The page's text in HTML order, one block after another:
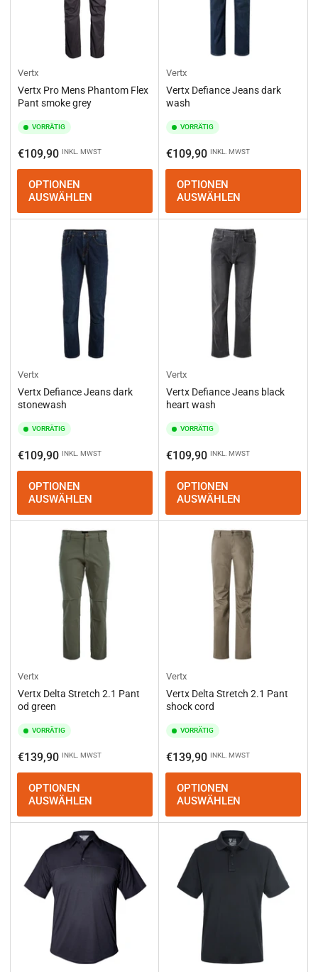
Vertx
Vertx Pro Mens Phantom Flex
Pant smoke grey
VORRÄTIG
Normaler
Preis
€109,90 INKL. MWST
OPTIONEN
AUSWÄHLEN
Vertx
Vertx Defiance Jeans dark
wash
VORRÄTIG
Normaler
Preis
€109,90 INKL. MWST
OPTIONEN
AUSWÄHLEN
Vertx
Vertx Defiance Jeans dark
stonewash
VORRÄTIG
Normaler
Preis
€109,90 INKL. MWST
OPTIONEN
AUSWÄHLEN
Vertx
Vertx Defiance Jeans black
heart wash
VORRÄTIG
Normaler
Preis
€109,90 INKL. MWST
OPTIONEN
AUSWÄHLEN
Vertx
Vertx Delta Stretch 2.1 Pant
od green
VORRÄTIG
Normaler
Preis
€139,90 INKL. MWST
OPTIONEN
AUSWÄHLEN
Vertx
Vertx Delta Stretch 2.1 Pant
shock cord
VORRÄTIG
Normaler
Preis
€139,90 INKL. MWST
OPTIONEN
AUSWÄHLEN